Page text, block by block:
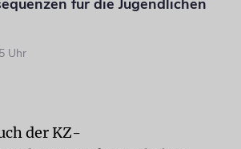
für die Jugendlichen
Uhr
der KZ-